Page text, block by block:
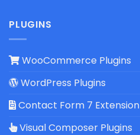
PLUGINS
WooCommerce Plugins
WordPress Plugins
Contact Form 7 Extension
Visual Composer Plugins